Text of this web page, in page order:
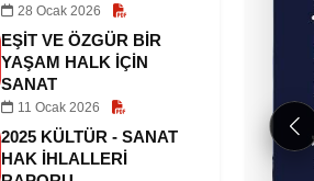
28 Ocak 2026
EŞIT VE ÖZGÜR BIR
YAŞAM HALK IÇIN
SANAT
11 Ocak 2026
2025 KÜLTÜR - SANAT
HAK İHLALLERI